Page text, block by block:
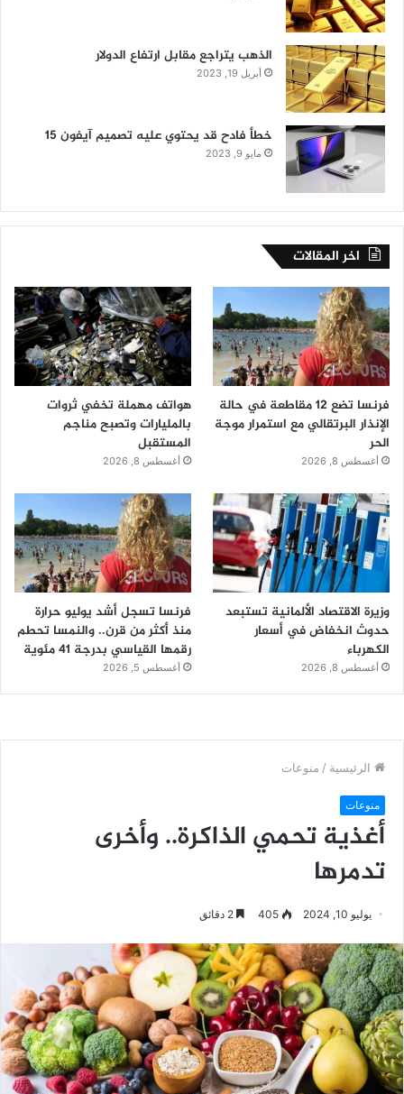
الذهب يتراجع مقابل ارتفاع الدولار
أبريل 19, 2023
خطأ فادح قد يحتوي عليه تصميم آيفون 15
مايو 9, 2023
اخر المقالات
فرنسا تضع 12 مقاطعة في حالة
الإنذار البرتقالي مع استمرار موجة
الحر
أغسطس 8, 2026
هواتف مهملة تخفي ثروات
بالمليارات وتصبح مناجم
المستقبل
أغسطس 8, 2026
وزيرة الاقتصاد الألمانية تستبعد
حدوث انخفاض في أسعار
الكهرباء
أغسطس 8, 2026
فرنسا تسجل أشد يوليو حرارة
منذ أكثر من قرن.. والنمسا تحطم
رقمها القياسي بدرجة 41 مئوية
أغسطس 5, 2026